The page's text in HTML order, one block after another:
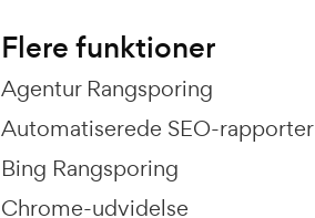
Flere funktioner
Agentur Rangsporing
Automatiserede SEO-rapporter
Bing Rangsporing
Chrome-udvidelse